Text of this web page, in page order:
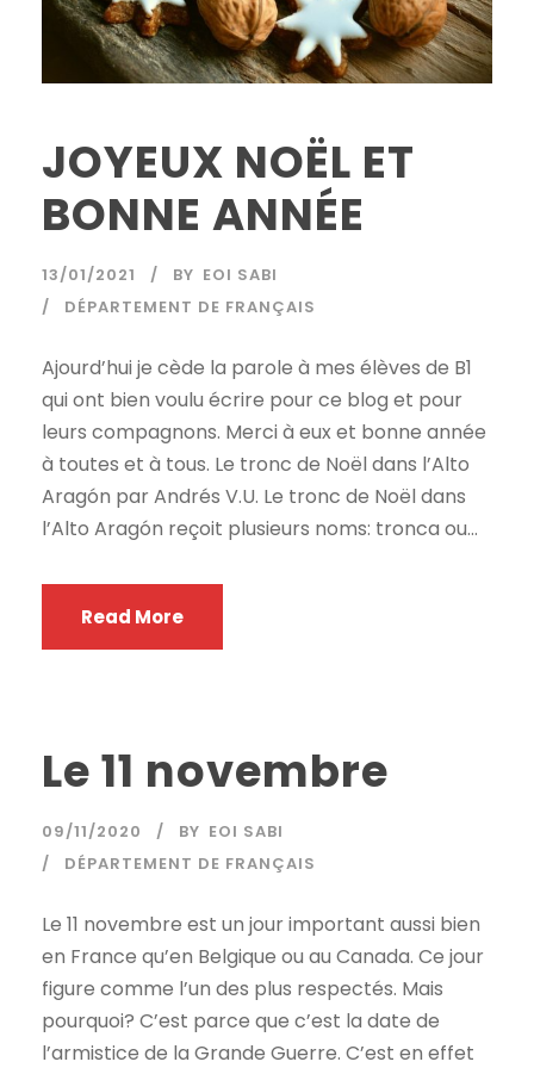
JOYEUX NOËL ET
BONNE ANNÉE
13/01/2021 BY EOI SABI
DÉPARTEMENT DE FRANÇAIS
Ajourd’hui je cède la parole à mes élèves de B1
qui ont bien voulu écrire pour ce blog et pour
leurs compagnons. Merci à eux et bonne année
à toutes et à tous. Le tronc de Noël dans l’Alto
Aragón par Andrés V.U. Le tronc de Noël dans
l’Alto Aragón reçoit plusieurs noms: tronca ou...
Read More
Le 11 novembre
09/11/2020 BY EOI SABI
DÉPARTEMENT DE FRANÇAIS
Le 11 novembre est un jour important aussi bien
en France qu’en Belgique ou au Canada. Ce jour
figure comme l’un des plus respectés. Mais
pourquoi? C’est parce que c’est la date de
l’armistice de la Grande Guerre. C’est en effet